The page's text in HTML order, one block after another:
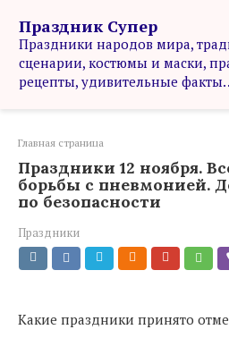
контенту
Праздник Супер
Праздники народов мира,
сценарии, костюмы и маски,
рецепты, удивительные
Главная страница
Праздники 12 ноября.
борьбы с пневмонией.
по безопасности
Праздники
Какие праздники принято